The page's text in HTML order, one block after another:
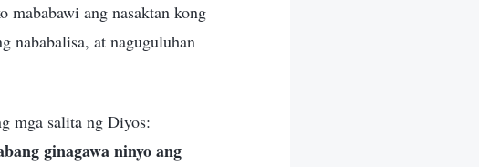
ang nasaktan kong
nababalisa, at naguguluhan
mga salita ng Diyos:
ginagawa ninyo ang